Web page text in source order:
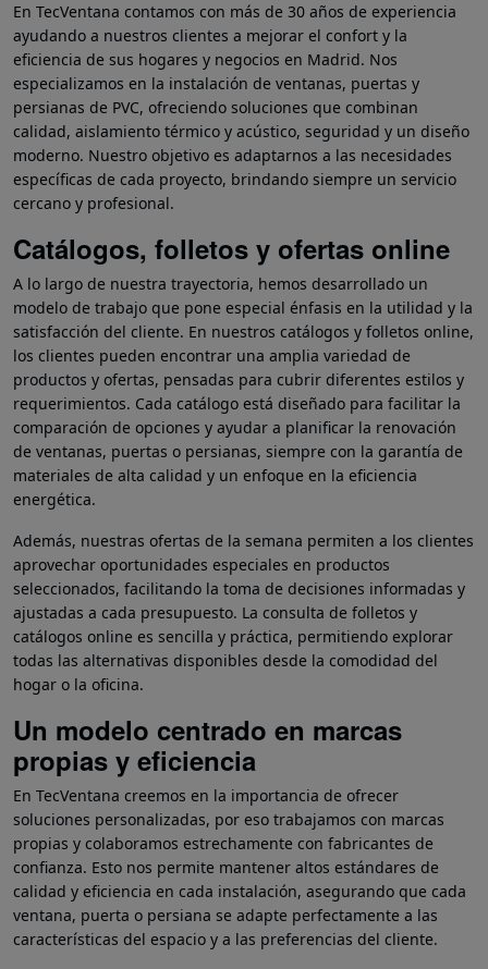
En TecVentana contamos con más de 30 años de experiencia
ayudando a nuestros clientes a mejorar el confort y la
eficiencia de sus hogares y negocios en Madrid. Nos
especializamos en la instalación de ventanas, puertas y
persianas de PVC, ofreciendo soluciones que combinan
calidad, aislamiento térmico y acústico, seguridad y un diseño
moderno. Nuestro objetivo es adaptarnos a las necesidades
específicas de cada proyecto, brindando siempre un servicio
cercano y profesional.
Catálogos, folletos y ofertas online
A lo largo de nuestra trayectoria, hemos desarrollado un
modelo de trabajo que pone especial énfasis en la utilidad y la
satisfacción del cliente. En nuestros catálogos y folletos online,
los clientes pueden encontrar una amplia variedad de
productos y ofertas, pensadas para cubrir diferentes estilos y
requerimientos. Cada catálogo está diseñado para facilitar la
comparación de opciones y ayudar a planificar la renovación
de ventanas, puertas o persianas, siempre con la garantía de
materiales de alta calidad y un enfoque en la eficiencia
energética.
Además, nuestras ofertas de la semana permiten a los clientes
aprovechar oportunidades especiales en productos
seleccionados, facilitando la toma de decisiones informadas y
ajustadas a cada presupuesto. La consulta de folletos y
catálogos online es sencilla y práctica, permitiendo explorar
todas las alternativas disponibles desde la comodidad del
hogar o la oficina.
Un modelo centrado en marcas
propias y eficiencia
En TecVentana creemos en la importancia de ofrecer
soluciones personalizadas, por eso trabajamos con marcas
propias y colaboramos estrechamente con fabricantes de
confianza. Esto nos permite mantener altos estándares de
calidad y eficiencia en cada instalación, asegurando que cada
ventana, puerta o persiana se adapte perfectamente a las
características del espacio y a las preferencias del cliente.